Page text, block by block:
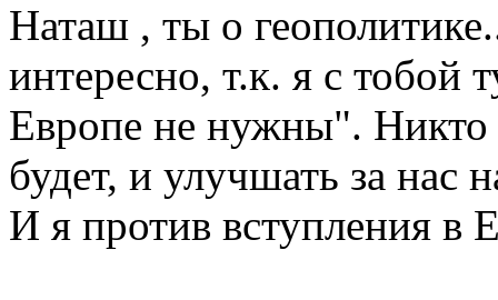
Наташ , ты о
интересно, т.к. я с тобой
Европе не нужны". Никто
будет, и улучшать за нас
И я против вступления в